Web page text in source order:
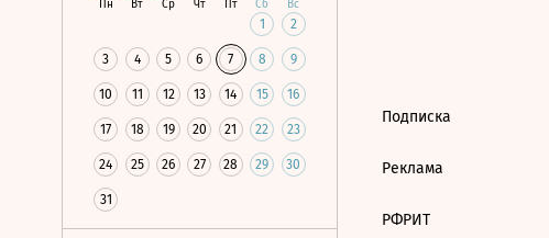
Пн Вт Ср Чт Пт Сб Вс
1 2
3 4 5 6 7 8 9
10 11 12 13 14 15 16
17 18 19 20 21 22 23
24 25 26 27 28 29 30
31
Подписка
Реклама
РФРИТ